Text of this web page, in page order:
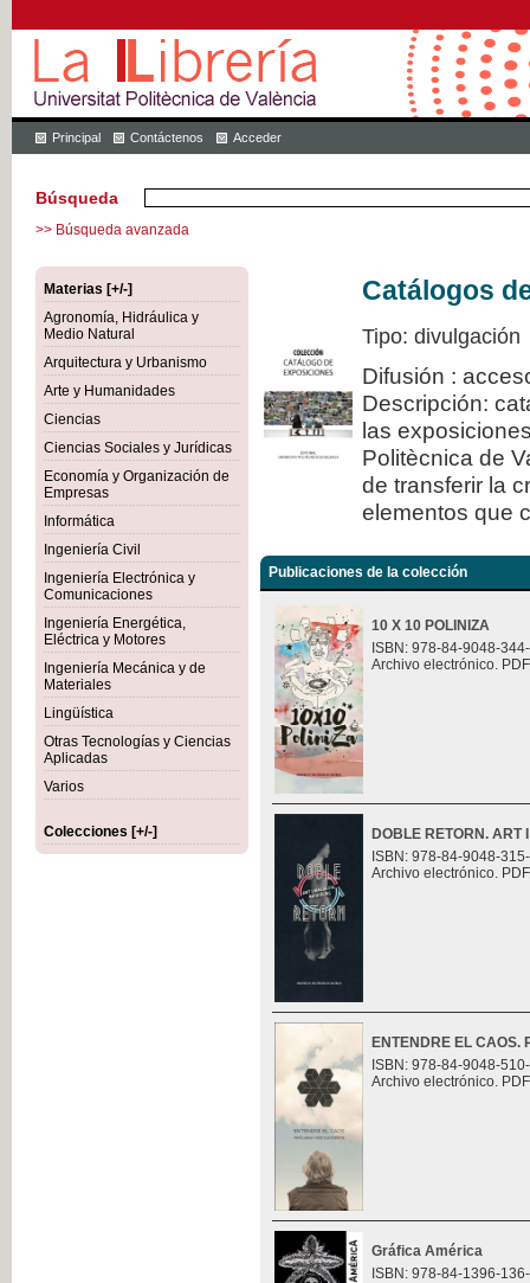
Principal Contáctenos Acceder
Búsqueda
>> Búsqueda avanzada
Materias [+/-]
Agronomía, Hidráulica y
Medio Natural
Arquitectura y Urbanismo
Arte y Humanidades
Ciencias
Ciencias Sociales y Jurídicas
Economía y Organización de
Empresas
Informática
Ingeniería Civil
Ingeniería Electrónica y
Comunicaciones
Ingeniería Energética,
Eléctrica y Motores
Ingeniería Mecánica y de
Materiales
Lingüística
Otras Tecnologías y Ciencias
Aplicadas
Varios
Colecciones [+/-]
Catálogos
Tipo: divulgación
Difusión :
Descripción:
las
Politècnica de
de transferir la
elementos que
Publicaciones de la colección
10 X 10 POLINIZA
ISBN: 978-84-9048-
Archivo electrónico.
DOBLE RETORN. ART
ISBN: 978-84-9048-
Archivo electrónico.
ENTENDRE EL
ISBN: 978-84-9048-
Archivo electrónico.
Gráfica América
ISBN: 978-84-1396-